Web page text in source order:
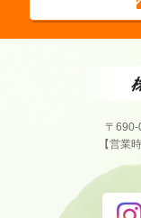
〒690-
【営業